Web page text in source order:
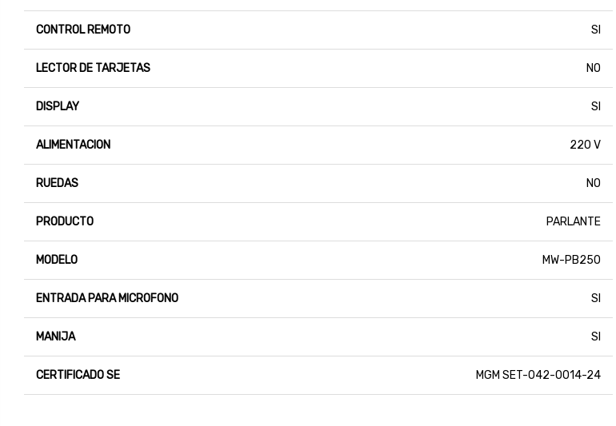
CONTROL REMOTO SI
LECTOR DE TARJETAS NO
DISPLAY SI
ALIMENTACION 220 V
RUEDAS NO
PRODUCTO PARLANTE
MODELO MW-PB250
ENTRADA PARA MICROFONO SI
MANIJA SI
CERTIFICADO SE MGM SET-042-0014-24